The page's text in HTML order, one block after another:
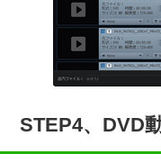
STEP4、DVD